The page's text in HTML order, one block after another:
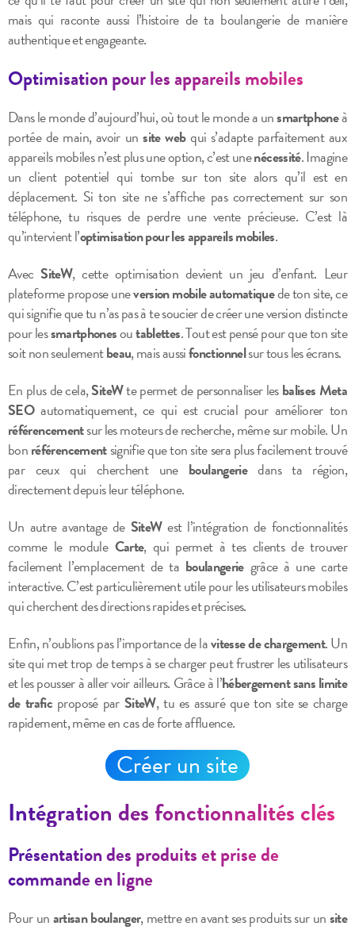
mais qui raconte aussi l’histoire de ta boulangerie de manière
authentique et engageante.
Optimisation pour les appareils mobiles
Dans le monde d’aujourd’hui, où tout le monde a unsmartphoneà
portée de main, avoir unsite webqui s’adapte parfaitement aux
appareils mobiles n’est plus une option, c’est unenécessité. Imagine
un client potentiel qui tombe sur ton site alors qu’il est en
déplacement. Si ton site ne s’affiche pas correctement sur son
téléphone, tu risques de perdre une vente précieuse. C’est là
qu’intervient l’optimisation pour les appareils mobiles.
Avec SiteW, cette optimisation devient un jeu d’enfant. Leur
plateforme propose uneversion mobile automatiquede ton site, ce
qui signifie que tu n’as pas à te soucier de créer une version distincte
pour lessmartphonesoutablettes. Tout est pensé pour que ton site
soit non seulementbeau, mais aussifonctionnelsur tous les écrans.
En plus de cela,SiteWte permet de personnaliser lesbalises Meta
SEOautomatiquement, ce qui est crucial pour améliorer ton
référencementsur les moteurs de recherche, même sur mobile. Un
bonréférencementsignifie que ton site sera plus facilement trouvé
par ceux qui cherchent une boulangeriedans ta région,
directement depuis leur téléphone.
Un autre avantage de SiteWest l’intégration de fonctionnalités
comme le module Carte, qui permet à tes clients de trouver
facilement l’emplacement de ta boulangeriegrâce à une carte
interactive. C’est particulièrement utile pour les utilisateurs mobiles
qui cherchent des directions rapides et précises.
Enfin, n’oublions pas l’importance de lavitesse de chargement. Un
site qui met trop de temps à se charger peut frustrer les utilisateurs
et les pousser à aller voir ailleurs. Grâce à l’hébergement sans limite
de traficproposé par SiteW, tu es assuré que ton site se charge
rapidement, même en cas de forte affluence.
Créer un site
Intégration des fonctionnalités clés
Présentation des produits et prise de
commande en ligne
Pour unartisan boulanger, mettre en avant ses produits sur unsite